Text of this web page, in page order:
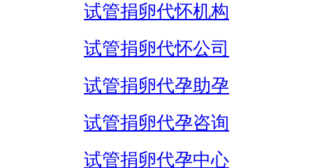
试管捐卵代怀机构
试管捐卵代怀公司
试管捐卵代孕助孕
试管捐卵代孕咨询
试管捐卵代孕中心